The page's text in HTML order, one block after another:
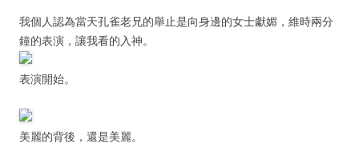
我個人認為當天孔雀老兄的舉止是向身邊的女士獻媚，維時兩分
鐘的表演，讓我看的入神。
表演開始。
美麗的背後，還是美麗。